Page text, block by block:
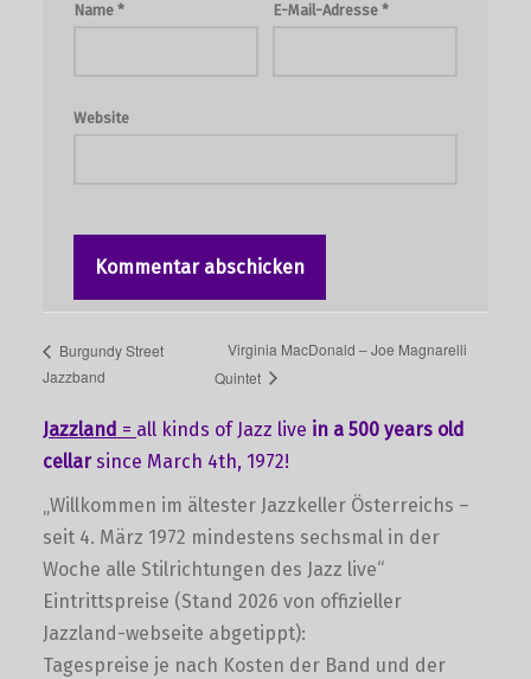
Name * E-Mail-Adresse*
Website
Burgundy Street
Jazzband
Virginia MacDonald – Joe Magnarelli
Quintet
Jazzland = all kinds of Jazz live in a 500 years old
cellarsince March 4th, 1972!
„Willkommen im ältester Jazzkeller Österreichs –
seit 4. März 1972 mindestens sechsmal in der
Woche alle Stilrichtungen des Jazz live“
Eintrittspreise (Stand 2026 von offizieller
Jazzland-webseite abgetippt):
Tagespreise je nach Kosten der Band und der